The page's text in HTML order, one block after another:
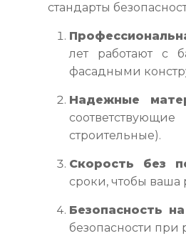
стандарты
лет работают с
фасадными
Надежные
строительные).
Скорость без
сроки, чтобы ваша
Безопасность
безопасности при